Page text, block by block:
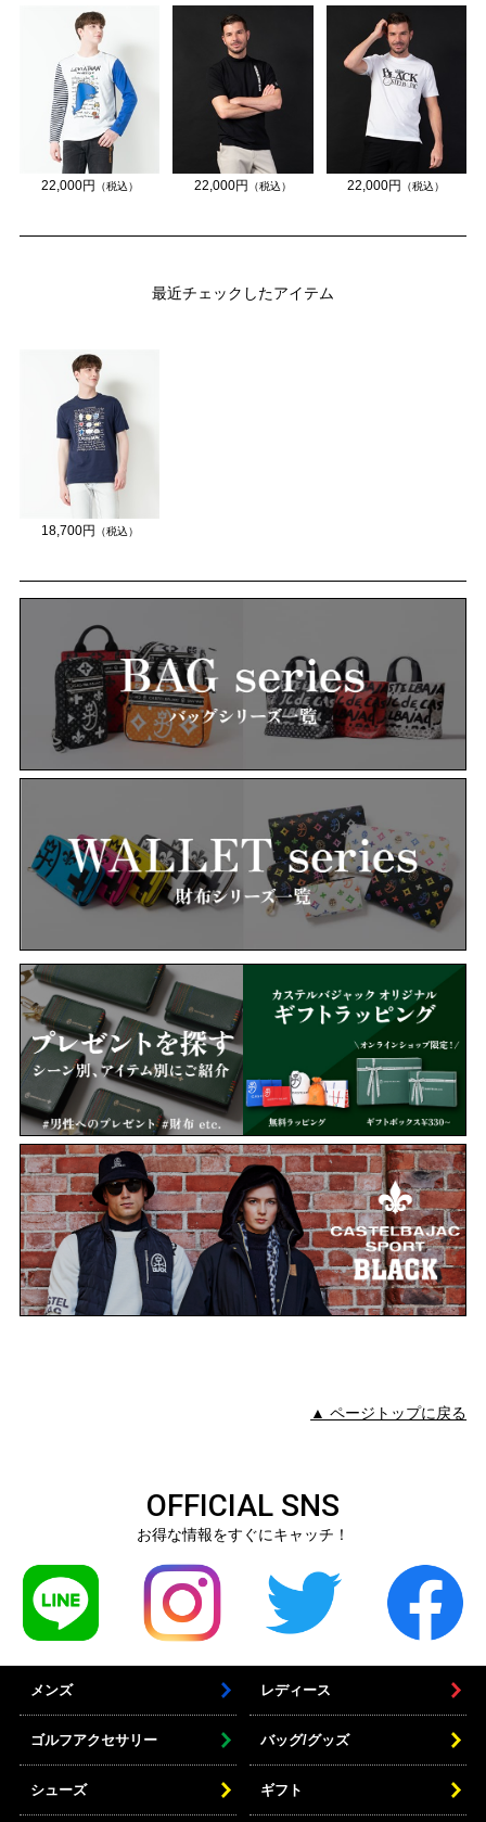
22,000円 （税込） 22,000円 （税込） 22,000円 （税込）
最近チェックしたアイテム
18,700円 （税込）
▲ ページトップに戻る
OFFICIAL SNS
お得な情報をすぐにキャッチ！
メンズ レディース
ゴルフアクセサリー バッグ/グッズ
シューズ ギフト